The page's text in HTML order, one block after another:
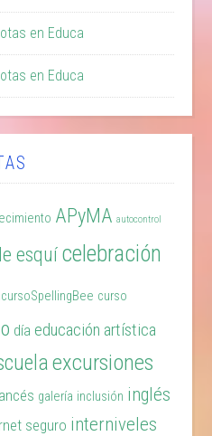
en Educa
en Educa
APyMA autocontrol
esquícelebración
curso
día educación artística
excursiones
galería inclusión inglés
seguro interniveles